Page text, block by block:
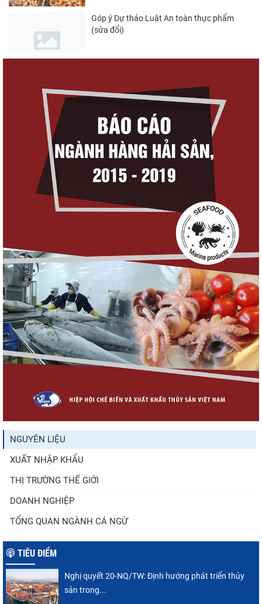
Góp ý Dự thảo Luật An toàn thực phẩm
(sửa đổi)
triển thủy sản trong...
Thuế Mục 301 và bài toán thích ứng của
tôm Việt tại thị...
Nguồn cung giảm, giá cá rô phi Trung Quốc
Điểm tin thủy sản thế giới ngày 3/8/2026
Trung Quốc tăng mạnh nhập khẩu mực,
trong khi nguồn cung...
Thông báo 407/TB-VPCP: Tập trung cao độ,
sàng cho chuỗi...
NGUYÊN LIỆU
XUẤT NHẬP KHẨU
THỊ TRƯỜNG THẾ GIỚI
DOANH NGHIỆP
TỔNG QUAN NGÀNH CÁ NGỪ
TIÊU ĐIỂM
Nghị quyết 20-NQ/TW: Định hướng phát triển thủy
sản trong...